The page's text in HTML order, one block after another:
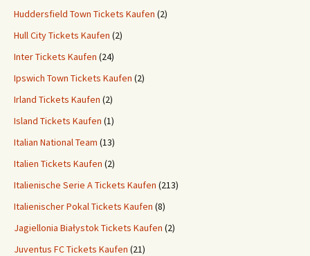
Huddersfield Town Tickets Kaufen (2)
Hull City Tickets Kaufen (2)
Inter Tickets Kaufen (24)
Ipswich Town Tickets Kaufen (2)
Irland Tickets Kaufen (2)
Island Tickets Kaufen (1)
Italian National Team (13)
Italien Tickets Kaufen (2)
Italienische Serie A Tickets Kaufen (213)
Italienischer Pokal Tickets Kaufen (8)
Jagiellonia Białystok Tickets Kaufen (2)
Juventus FC Tickets Kaufen (21)